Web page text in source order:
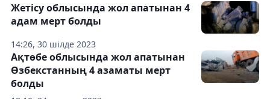
14:26, 30 шілде 2023
Жетісу облысында жол апатынан 4
адам мерт болды
Ақтөбе облысында жол апатынан
Өзбекстанның 4 азаматы мерт
болды